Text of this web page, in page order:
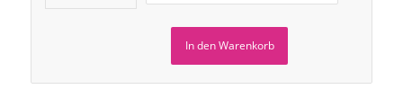
In den Warenkorb